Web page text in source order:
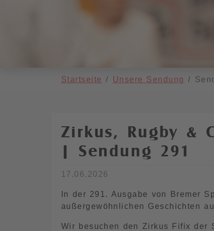
Startseite Unsere Sendung
Zirkus, Rugby &
| Sendung 291
17.06.2026
In der 291. Ausgabe von Bremer
außergewöhnlichen Geschichten
Wir besuchen den Zirkus Fifix der